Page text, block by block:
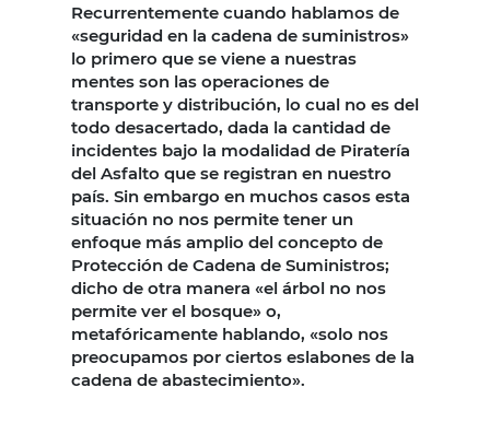
Recurrentemente cuando hablamos de
«seguridad en la cadena de suministros»
lo primero que se viene a nuestras
mentes son las operaciones de
transporte y distribución, lo cual no es del
todo desacertado, dada la cantidad de
incidentes bajo la modalidad de Piratería
del Asfalto que se registran en nuestro
país. Sin embargo en muchos casos esta
situación no nos permite tener un
enfoque más amplio del concepto de
Protección de Cadena de Suministros;
dicho de otra manera «el árbol no nos
permite ver el bosque» o,
metafóricamente hablando, «solo nos
preocupamos por ciertos eslabones de la
cadena de abastecimiento».